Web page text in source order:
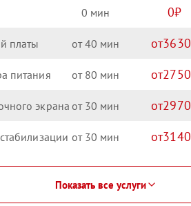
0 0
платы 40 3630
питания 80 2750
экрана 30 2970
30 3140
Показать все услуги